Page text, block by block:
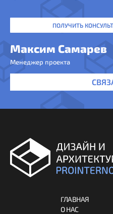
ПОЛУЧИТЬ
Максим Самарев
Менеджер проекта
ГЛАВНАЯ
О НАС